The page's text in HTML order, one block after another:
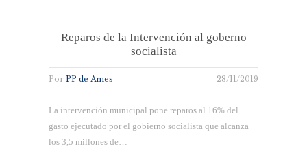
Reparos de la Intervención al goberno
socialista
Por PP de Ames 28/11/2019
La intervención municipal pone reparos al 16% del
gasto ejecutado por el gobierno socialista que alcanza
los 3,5 millones de…